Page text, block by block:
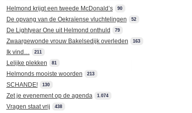
Helmond krijgt een tweede McDonald’s 90
De opvang van de Oekraïense vluchtelingen 52
De Lightyear One uit Helmond onthuld 79
Zwaargewonde vrouw Bakelsedijk overleden 163
Ik vind… 211
Lelijke plekken 81
Helmonds mooiste woorden 213
SCHANDE! 130
Zet je evenement op de agenda 1.074
Vragen staat vrij 438